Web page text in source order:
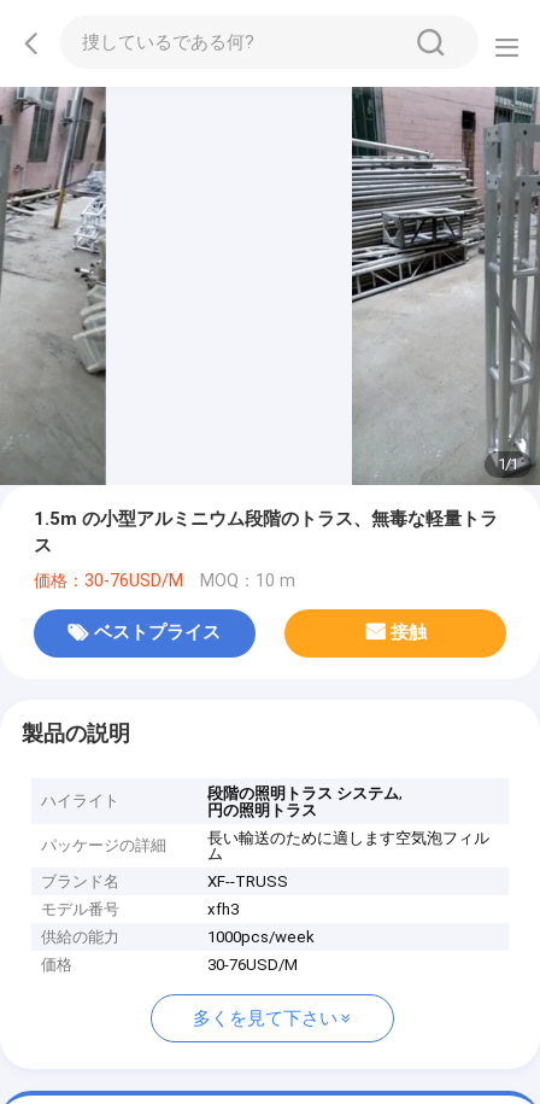
1/1
1.5m の小型アルミニウム段階のトラス、無毒な軽量トラ
ス
価格：30-76USD/M MOQ：10 m
ベストプライス 接触
製品の説明
ハイライト 段階の照明トラス システム,
円の照明トラス
パッケージの詳細
長い輸送のために適します空気泡フィル
ム
ブランド名
XF--TRUSS
モデル番号
xfh3
供給の能力
1000pcs/week
価格
30-76USD/M
多くを見て下さい